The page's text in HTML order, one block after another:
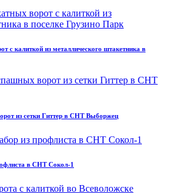
с калиткой из металлического штакетника в
из сетки Гиттер в СНТ Выборжец
в СНТ Сокол-1